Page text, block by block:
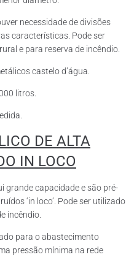
necessidade de divisões
características. Pode ser
e para reserva de incêndio.
castelo d’água.
litros.
DE ALTA
IN LOCO
grande capacidade e são pré-
‘in loco’. Pode ser utilizado
incêndio.
para o abastecimento
pressão mínima na rede